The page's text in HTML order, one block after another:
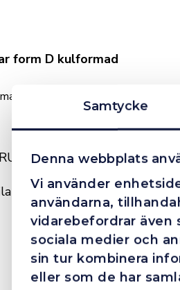
Samtycke
Denna webbplats
Vi använder
användarna,
vidarebefordrar även
sociala medier och
sin tur kombinera
eller som de har
form D kulformad